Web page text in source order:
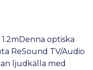
optiska
ReSound TV/Audio
ljudkälla med